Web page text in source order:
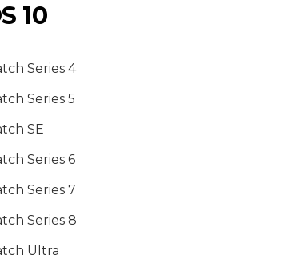
10
Series 4
Series 5
SE
Series 6
Series 7
Series 8
Ultra